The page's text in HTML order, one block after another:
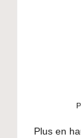
Plus en